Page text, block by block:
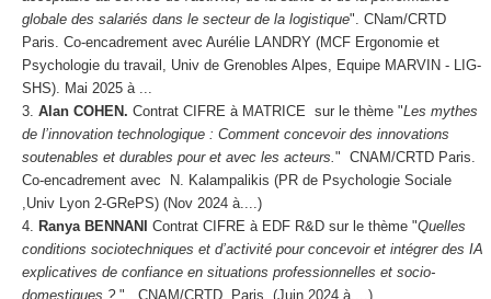
globale des salariés dans le secteur de la logistique". CNam/CRTD
Paris. Co-encadrement avec Aurélie LANDRY (MCF Ergonomie et
Psychologie du travail, Univ de Grenobles Alpes, Equipe MARVIN - LIG-
SHS). Mai 2025 à ...
Alan COHEN. Contrat CIFRE à MATRICE sur le thème "Les mythes
de l’innovation technologique : Comment concevoir des innovations
soutenables et durables pour et avec les acteurs." CNAM/CRTD Paris.
Co-encadrement avec N. Kalampalikis (PR de Psychologie Sociale
,Univ Lyon 2-GRePS) (Nov 2024 à....)
Ranya BENNANI Contrat CIFRE à EDF R&D sur le thème "Quelles
conditions sociotechniques et d’activité pour concevoir et intégrer des IA
explicatives de confiance en situations professionnelles et socio-
domestiques ? ". CNAM/CRTD Paris. (Juin 2024 à....)